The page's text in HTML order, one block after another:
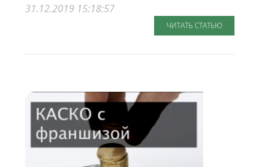
31.12.2019 15:18:57
ЧИТАТЬ СТАТЬЮ